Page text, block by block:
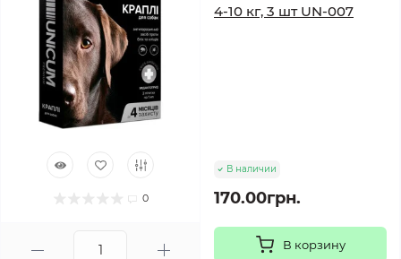
0
4-10 кг, 3 шт UN-007
В наличии
170.00грн.
В корзину